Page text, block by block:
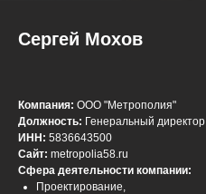
Сергей Мохов
Компания: ООО "Метрополия"
Должность: Генеральный директор
ИНН: 5836643500
Сайт: metropolia58.ru
Сфера деятельности компании:
Проектирование,